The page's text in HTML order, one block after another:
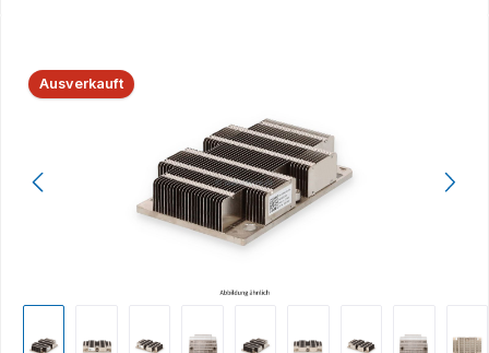
Bildergalerie überspringen
Ausverkauft